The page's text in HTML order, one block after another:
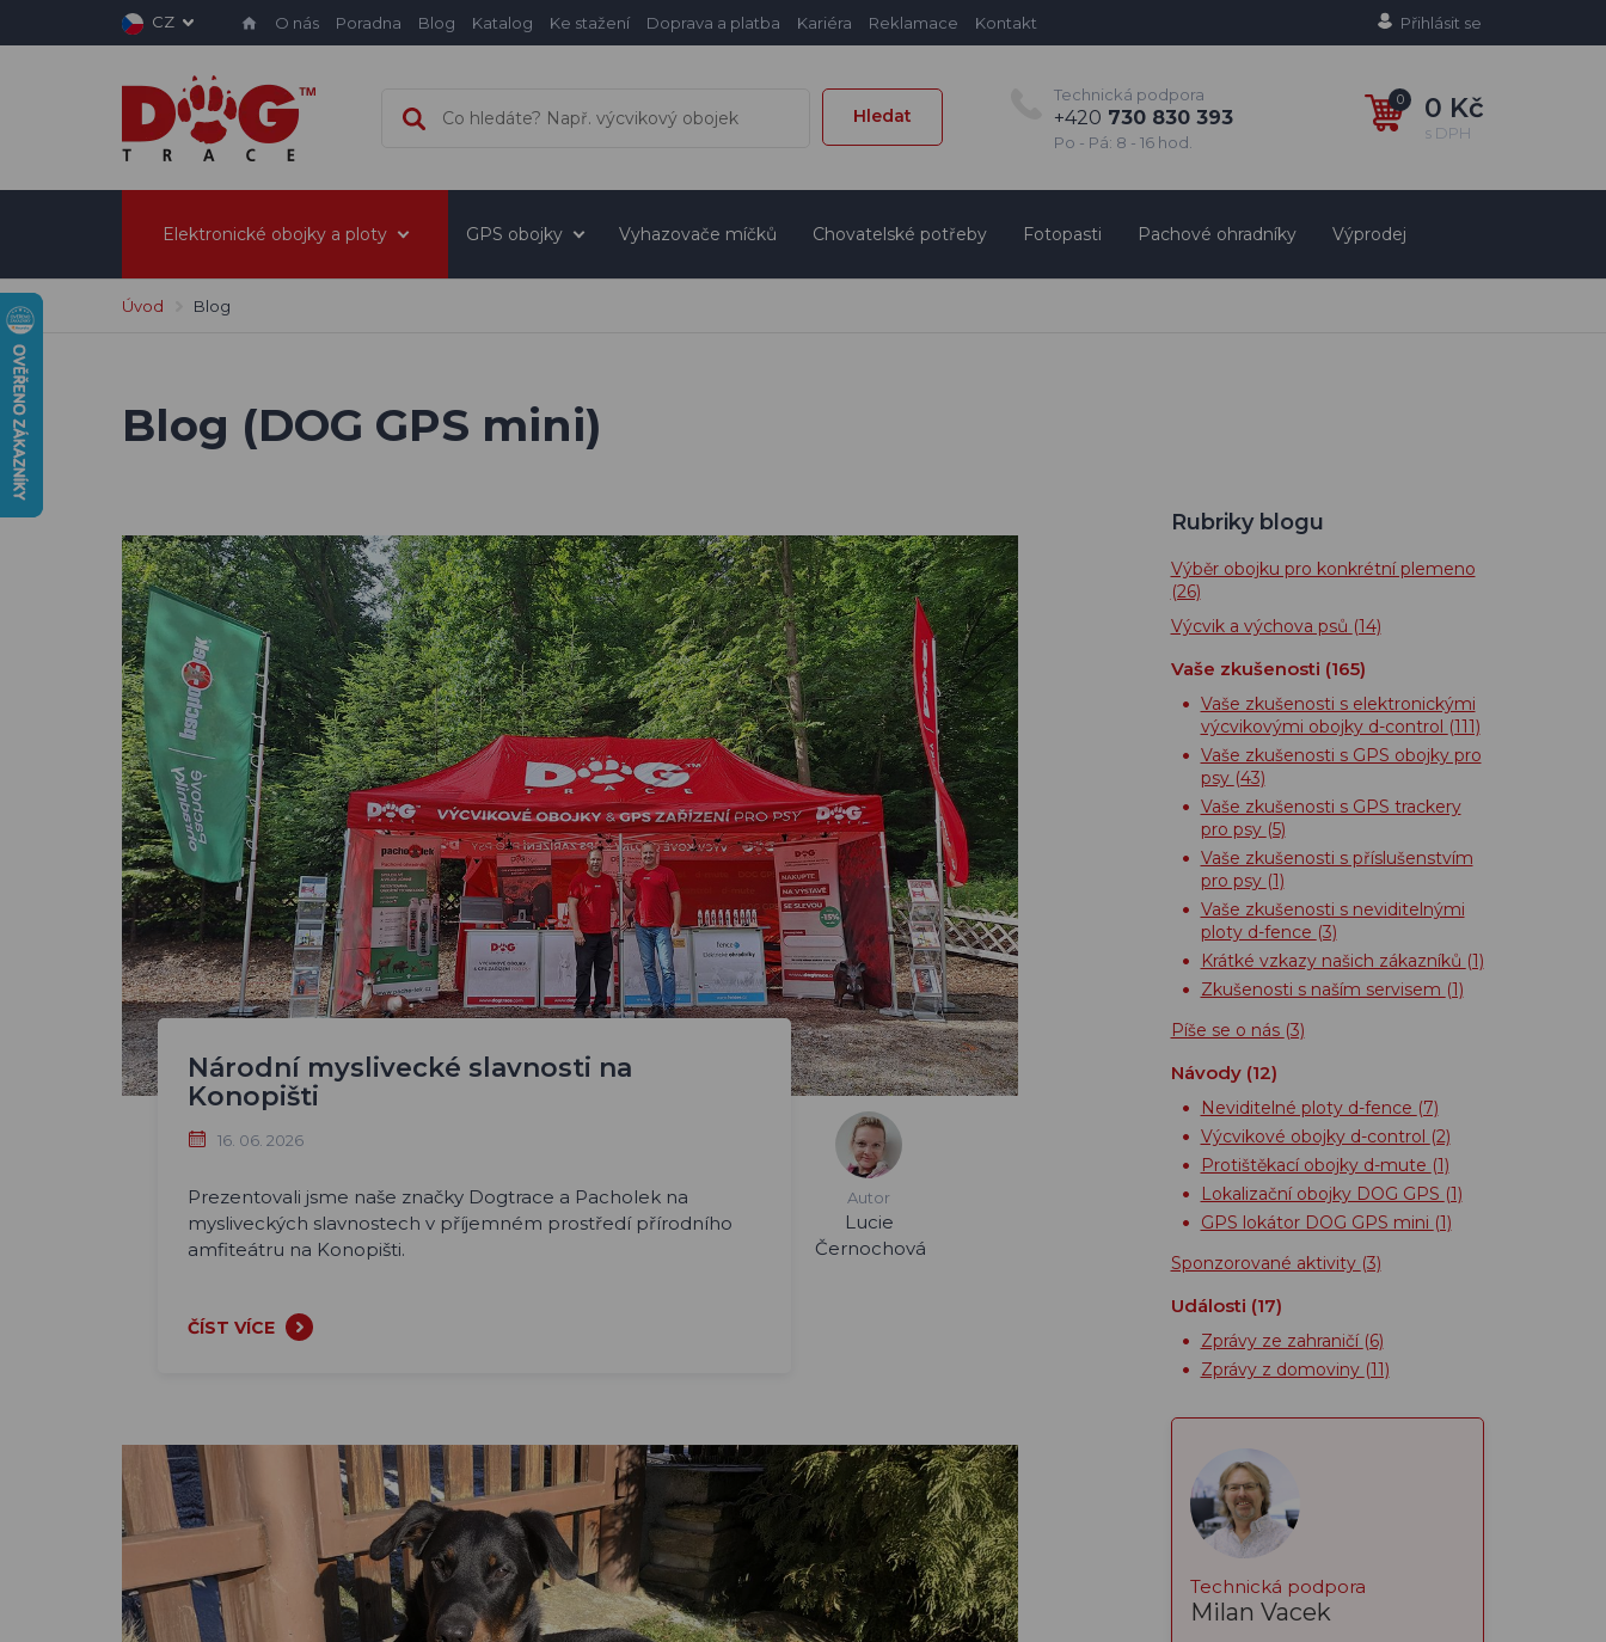
CZ O nás Poradna Blog Katalog Ke stažení Doprava a platba Kariéra Reklamace Kontakt Přihlásit se
Hledat
Technická podpora
+420 730 830 393
Po - Pá: 8 - 16 hod.
0 0 Kč
s DPH
Elektronické obojky a ploty GPS obojky Vyhazovače míčků Chovatelské potřeby Fotopasti Pachové ohradníky Výprodej
Úvod Blog
Blog (DOG GPS mini)
Národní myslivecké slavnosti na
Konopišti
16. 06. 2026
Prezentovali jsme naše značky Dogtrace a Pacholek na
mysliveckých slavnostech v příjemném prostředí přírodního
amfiteátru na Konopišti.
ČÍST VÍCE
Autor
Lucie
Černochová
Rubriky blogu
Výběr obojku pro konkrétní plemeno
(26)
Výcvik a výchova psů (14)
Vaše zkušenosti (165)
Vaše zkušenosti s elektronickými
výcvikovými obojky d-control (111)
Vaše zkušenosti s GPS obojky pro
psy (43)
Vaše zkušenosti s GPS trackery
pro psy (5)
Vaše zkušenosti s příslušenstvím
pro psy (1)
Vaše zkušenosti s neviditelnými
ploty d-fence (3)
Krátké vzkazy našich zákazníků (1)
Zkušenosti s naším servisem (1)
Píše se o nás (3)
Návody (12)
Neviditelné ploty d-fence (7)
Výcvikové obojky d-control (2)
Protištěkací obojky d-mute (1)
Lokalizační obojky DOG GPS (1)
GPS lokátor DOG GPS mini (1)
Sponzorované aktivity (3)
Události (17)
Zprávy ze zahraničí (6)
Zprávy z domoviny (11)
Technická podpora
Milan Vacek